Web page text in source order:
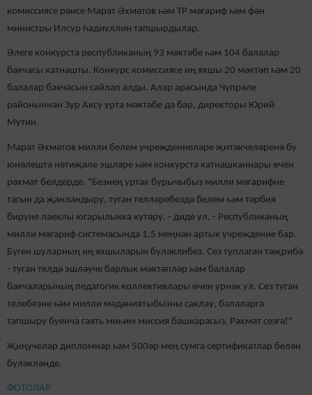
комиссиясе рәисе Марат Әхмәтов һәм ТР мәгариф һәм фән
министры Илсур Һадиуллин тапшырдылар.
Әлеге конкурста республиканың 93 мәктәбе һәм 104 балалар
бакчасы катнашты. Конкурс комиссиясе иң яхшы 20 мәктәп һәм 20
балалар бакчасын сайлап алды. Алар арасында Чүпрәле
районыннан Зур Аксу урта мәктәбе дә бар, директоры Юрий
Мутин.
Марат Әхмәтов милли белем учреждениеләре җитәкчеләренә бу
юнәлештә нәтиҗәле эшләре һәм конкурста катнашканнары өчен
рәхмәт белдерде. "Безнең уртак бурычыбыз милли мәгарифне
тагын да җанландыру, туган телләребездә белем һәм тәрбия
бирүне лаеклы югарылыкка күтәрү, - диде ул. - Республиканың
милли мәгариф системасында 1,5 меңнән артык учреждение бар.
Бүген шуларның иң яхшыларын бүләклибез. Сез туплаган тәҗрибә
- туган телдә эшләүче барлык мәктәпләр һәм балалар
бакчаларының педагогик коллективлары өчен үрнәк ул. Сез туган
телебезне һәм милли мәдәниятыбызны саклау, балаларга
тапшыру буенча гаять мөһим миссия башкарасыз. Рәхмәт сезгә!"
Җиңүчеләр дипломнар һәм 500әр мең сумга сертификатлар белән
бүләкләнде.
ФОТОЛАР